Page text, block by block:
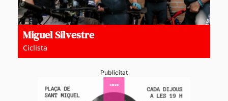
Miguel Silvestre
Ciclista
Publicitat